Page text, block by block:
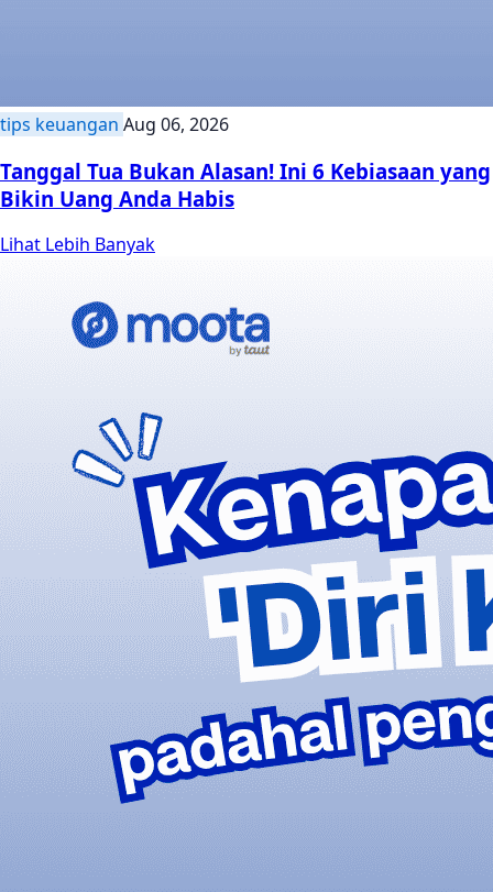
tips keuangan Aug 06, 2026
Tanggal Tua Bukan Alasan! Ini 6 Kebiasaan yang
Bikin Uang Anda Habis
Lihat Lebih Banyak